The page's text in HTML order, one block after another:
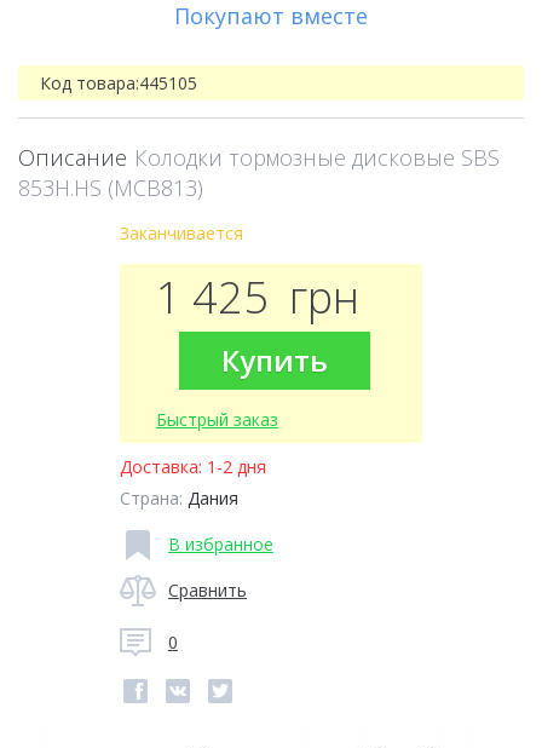
Покупают вместе
Код товара:445105
Описание Колодки тормозные дисковые SBS
853H.HS (MCB813)
Заканчивается
1 425 грн
Купить
Быстрый заказ
Доставка: 1-2 дня
Страна: Дания
В избранное
Сравнить
0